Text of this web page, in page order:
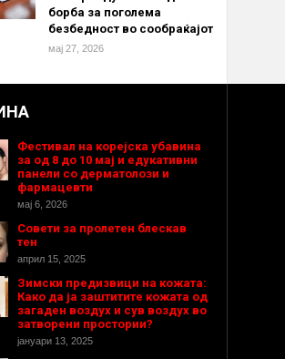
борба за поголема
безбедност во сообраќајот
мај 27, 2026
Фестивал на корејска убавина
за од 8 до 10 мај и едукативни
панели со дерматолози и
фармацевти
мај 6, 2026
Совети за пролетен блескав
тен
април 15, 2025
Зимски предизвици на кожата:
Како да ја заштитите кожата од
загаден воздух и сув воздух во
затворени простории?
јануари 13, 2025